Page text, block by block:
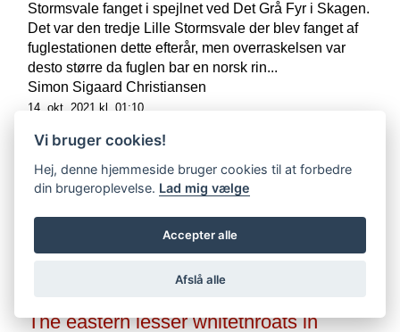
Stormsvale fanget i spejlnet ved Det Grå Fyr i Skagen.
Det var den tredje Lille Stormsvale der blev fanget af
fuglestationen dette efterår, men overraskelsen var
desto større da fuglen bar en norsk rin...
Simon Sigaard Christiansen
14. okt. 2021 kl. 01:10
- Sidst opdateret af: Morten Bentzon Hansen d. 26. jun. 2023 kl.
11:24
2
The eastern lesser whitethroats in
Vi bruger cookies!
Hej, denne hjemmeside bruger cookies til at forbedre
din brugeroplevelse. Lad mig vælge
Accepter alle
Afslå alle